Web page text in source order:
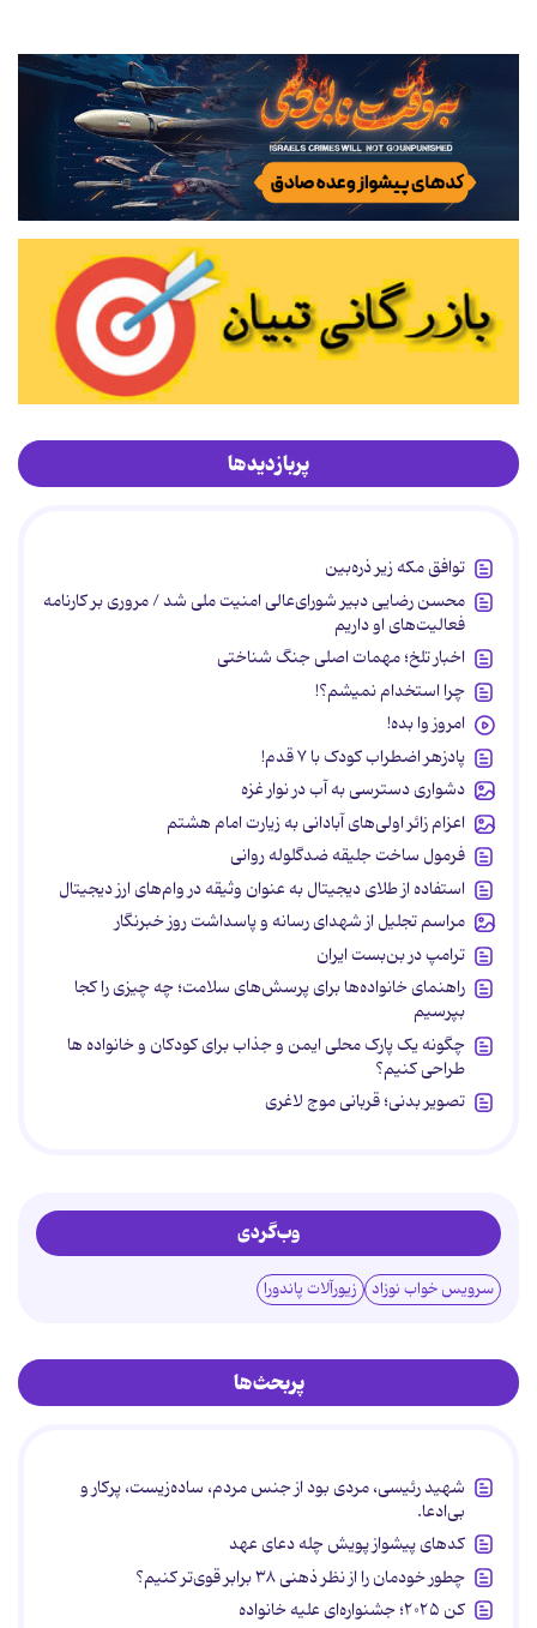
پربازدیدها
توافق مکه زیر ذره‌بین
محسن رضایی دبیر شورای‌عالی امنیت ملی شد / مروری بر کارنامه
فعالیت‌های او داریم
اخبار تلخ؛ مهمات اصلی جنگ شناختی
چرا استخدام نمیشم؟!
امروز وا بده!
پادزهر اضطراب کودک با ۷ قدم!
دشواری دسترسی به آب در نوار غزه
اعزام زائر اولی‌های آبادانی به زیارت امام هشتم
فرمول ساخت جلیقه ضدگلوله روانی
استفاده از طلای دیجیتال به عنوان وثیقه در وام‌های ارز دیجیتال
مراسم تجلیل از شهدای رسانه و پاسداشت روز خبرنگار
ترامپ در بن‌بست ایران
راهنمای خانواده‌ها برای پرسش‌های سلامت؛ چه چیزی را کجا
بپرسیم
چگونه یک پارک محلی ایمن و جذاب برای کودکان و خانواده ها
طراحی کنیم؟
تصویر بدنی؛ قربانی موج لاغری
وب‌گردی
سرویس خواب نوزاد زیورآلات پاندورا
پربحث‌ها
شهید رئیسی، مردی بود از جنس مردم، ساده‌زیست، پرکار و
بی‌ادعا.
کدهای پیشواز پویش چله دعای عهد
چطور خودمان را از نظر ذهنی ۳۸ برابر قوی‌تر کنیم؟
کن ۲۰۲۵؛ جشنواره‌ای علیه خانواده